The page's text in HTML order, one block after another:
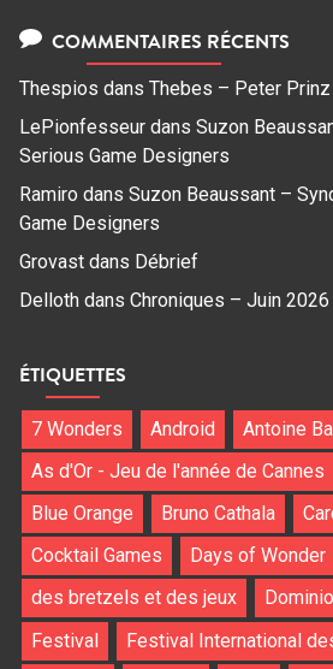
COMMENTAIRES RÉCENTS
Thespios dans Thebes – Peter Prinz
LePionfesseur dans Suzon
Serious Game Designers
Ramiro dans Suzon Beaussant –
Game Designers
Grovast dans Débrief
Delloth dans Chroniques – Juin 2026
ÉTIQUETTES
7 Wonders Android Antoine
As d'Or - Jeu de l'année de Cannes
Blue Orange
Bruno Cathala
Cocktail Games
Days of Wonder
des bretzels et des jeux
Festival
Festival International